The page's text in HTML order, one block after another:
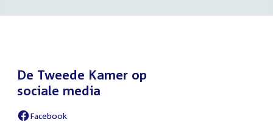
De Tweede Kamer op
sociale media
Facebook